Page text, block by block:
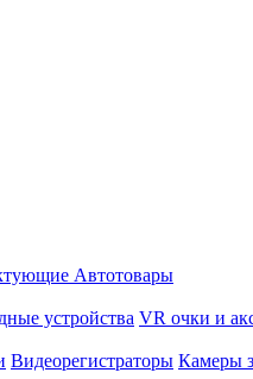
Автотовары
устройства VR очки и
Видеорегистраторы Камеры